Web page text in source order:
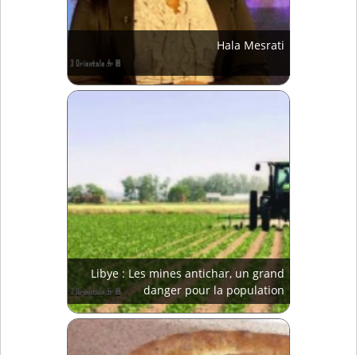
Hala Mesrati
Libye : Les mines antichar, un grand
danger pour la population